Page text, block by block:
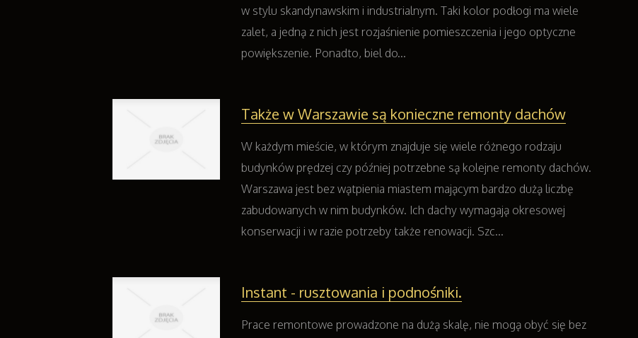
w stylu skandynawskim i industrialnym. Taki kolor podłogi ma wiele
zalet, a jedną z nich jest rozjaśnienie pomieszczenia i jego optyczne
powiększenie. Ponadto, biel do...
Także w Warszawie są konieczne remonty dachów
W każdym mieście, w którym znajduje się wiele różnego rodzaju
budynków prędzej czy później potrzebne są kolejne remonty dachów.
Warszawa jest bez wątpienia miastem mającym bardzo dużą liczbę
zabudowanych w nim budynków. Ich dachy wymagają okresowej
konserwacji i w razie potrzeby także renowacji. Szc...
Instant - rusztowania i podnośniki.
Prace remontowe prowadzone na dużą skalę, nie mogą obyć się bez